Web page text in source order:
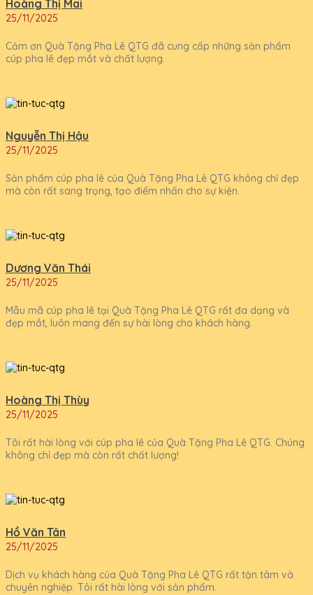
Hoàng Thị Mai
25/11/2025
Cảm ơn Quà Tặng Pha Lê QTG đã cung cấp những sản phẩm
cúp pha lê đẹp mắt và chất lượng.
Nguyễn Thị Hậu
25/11/2025
Sản phẩm cúp pha lê của Quà Tặng Pha Lê QTG không chỉ đẹp
mà còn rất sang trọng, tạo điểm nhấn cho sự kiện.
Dương Văn Thái
25/11/2025
Mẫu mã cúp pha lê tại Quà Tặng Pha Lê QTG rất đa dạng và
đẹp mắt, luôn mang đến sự hài lòng cho khách hàng.
Hoàng Thị Thùy
25/11/2025
Tôi rất hài lòng với cúp pha lê của Quà Tặng Pha Lê QTG. Chúng
không chỉ đẹp mà còn rất chất lượng!
Hồ Văn Tân
25/11/2025
Dịch vụ khách hàng của Quà Tặng Pha Lê QTG rất tận tâm và
chuyên nghiệp. Tôi rất hài lòng với sản phẩm.